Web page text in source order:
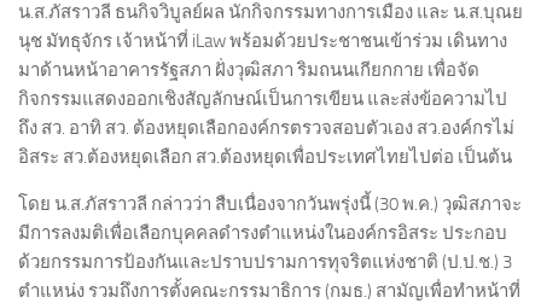
น.ส.ภัสราวลี ธนกิจวิบูลย์ผล นักกิจกรรมทางการเมือง และ น.ส.บุณย
นุช มัทธุจักร เจ้าหน้าที่ iLaw พร้อมด้วยประชาชนเข้าร่วม เดินทาง
มาด้านหน้าอาคารรัฐสภา ฝั่งวุฒิสภา ริมถนนเกียกกาย เพื่อจัด
กิจกรรมแสดงออกเชิงสัญลักษณ์เป็นการเขียน และส่งข้อความไป
ถึง สว. อาทิ สว. ต้องหยุดเลือกองค์กรตรวจสอบตัวเอง สว.องค์กรไม่
อิสระ สว.ต้องหยุดเลือก สว.ต้องหยุดเพื่อประเทศไทยไปต่อ เป็นต้น
โดย น.ส.ภัสราวลี กล่าวว่า สืบเนื่องจากวันพรุ่งนี้ (30 พ.ค.) วุฒิสภาจะ
มีการลงมติเพื่อเลือกบุคคลดำรงตำแหน่งในองค์กรอิสระ ประกอบ
ด้วยกรรมการป้องกันและปราบปรามการทุจริตแห่งชาติ (ป.ป.ช.) 3
ตำแหน่ง รวมถึงการตั้งคณะกรรมาธิการ (กมธ.) สามัญเพื่อทำหน้าที่